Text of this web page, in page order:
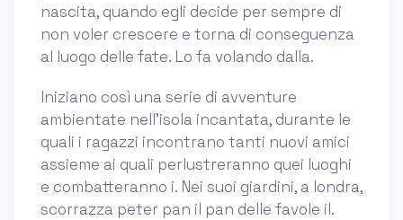
nascita, quando egli decide per sempre di
non voler crescere e torna di conseguenza
al luogo delle fate. Lo fa volando dalla.
Iniziano così una serie di avventure
ambientate nell'isola incantata, durante le
quali i ragazzi incontrano tanti nuovi amici
assieme ai quali perlustreranno quei luoghi
e combatteranno i. Nei suoi giardini, a londra,
scorrazza peter pan il pan delle favole il.